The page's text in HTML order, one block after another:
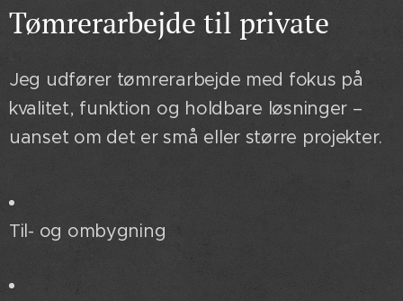
Tømrerarbejde til private
Jeg udfører tømrerarbejde med fokus på
kvalitet, funktion og holdbare løsninger –
uanset om det er små eller større projekter.
Til- og ombygning